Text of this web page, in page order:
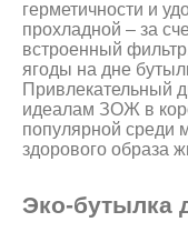
герметичности и
прохладной – за
встроенный
ягоды на дне
Привлекательный
идеалам ЗОЖ в
популярной среди
здорового образа
Эко-бутылка